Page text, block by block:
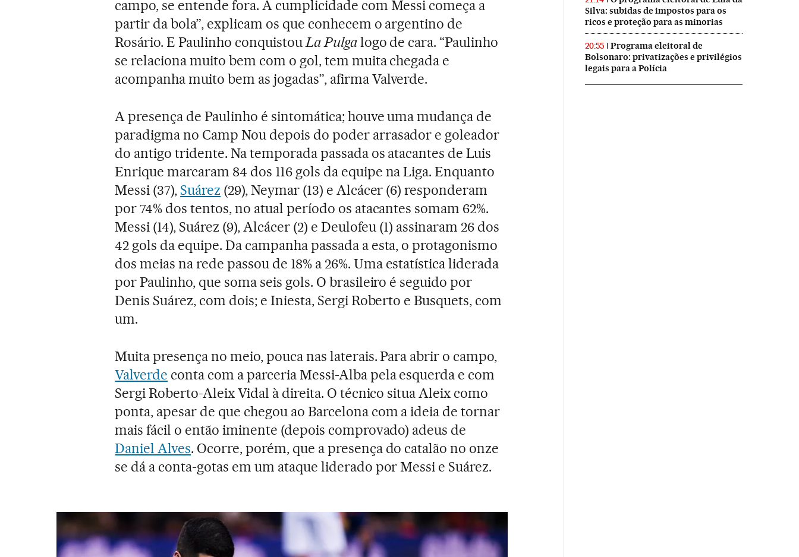
campo, se entende fora. A cumplicidade com Messi começa a
partir da bola”, explicam os que conhecem o argentino de
Rosário. E Paulinho conquistouLa Pulgalogo de cara. “Paulinho
se relaciona muito bem com o gol, tem muita chegada e
acompanha muito bem as jogadas”, afirma Valverde.
A presença de Paulinho é sintomática; houve uma mudança de
paradigma no Camp Nou depois do poder arrasador e goleador
do antigo tridente. Na temporada passada os atacantes de Luis
Enrique marcaram 84 dos 116 gols da equipe na Liga. Enquanto
Messi (37), Suárez (29), Neymar (13) e Alcácer (6) responderam
por 74% dos tentos, no atual período os atacantes somam 62%.
Messi (14), Suárez (9), Alcácer (2) e Deulofeu (1) assinaram 26 dos
42 gols da equipe. Da campanha passada a esta, o protagonismo
dos meias na rede passou de 18% a 26%. Uma estatística liderada
por Paulinho, que soma seis gols. O brasileiro é seguido por
Denis Suárez, com dois; e Iniesta, Sergi Roberto e Busquets, com
um.
Muita presença no meio, pouca nas laterais. Para abrir o campo,
Valverde conta com a parceria Messi-Alba pela esquerda e com
Sergi Roberto-Aleix Vidal à direita. O técnico situa Aleix como
ponta, apesar de que chegou ao Barcelona com a ideia de tornar
mais fácil o então iminente (depois comprovado) adeus de
Daniel Alves. Ocorre, porém, que a presença do catalão no onze
se dá a conta-gotas em um ataque liderado por Messi e Suárez.
Silva: subidas de impostos para os
ricos e proteção para as minorias
20:55
Programa eleitoral de
Bolsonaro: privatizações e privilégios
legais para a Polícia